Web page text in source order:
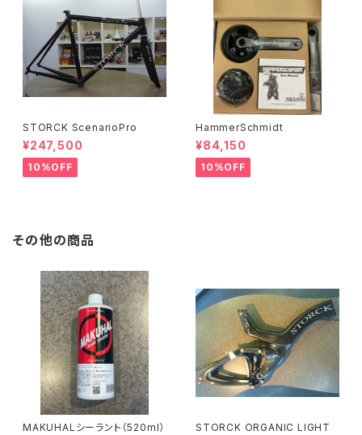
STORCK ScenarioPro
¥247,500
10%OFF
HammerSchmidt
¥84,150
10%OFF
その他の商品
MAKUHALシーラント（520ml） STORCK ORGANIC LIGHT